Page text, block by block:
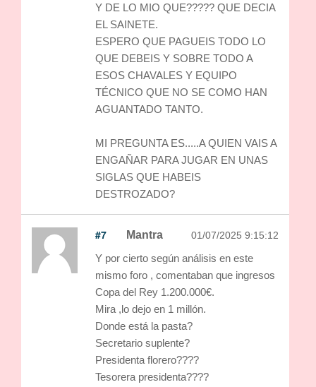
Y DE LO MIO QUE????? QUE DECIA
EL SAINETE.
ESPERO QUE PAGUEIS TODO LO
QUE DEBEIS Y SOBRE TODO A
ESOS CHAVALES Y EQUIPO
TÉCNICO QUE NO SE COMO HAN
AGUANTADO TANTO.
MI PREGUNTA ES.....A QUIEN VAIS A
ENGAÑAR PARA JUGAR EN UNAS
SIGLAS QUE HABEIS
DESTROZADO?
#7 Mantra 01/07/2025 9:15:12
Y por cierto según análisis en este
mismo foro , comentaban que ingresos
Copa del Rey 1.200.000€.
Mira ,lo dejo en 1 millón.
Donde está la pasta?
Secretario suplente?
Presidenta florero????
Tesorera presidenta????